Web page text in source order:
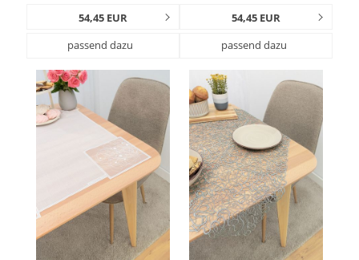
54,45 EUR
passend dazu
54,45 EUR
passend dazu